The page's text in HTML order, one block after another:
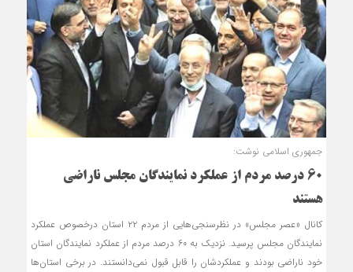
جمهوری اسلامی نوشت:
۶۰ درصد مردم از عملکرد نمایندگان مجلس ناراضی
هستند
کانال «عصر مجلس» در نظرسنجی‌هایی از مردم ۲۲ استان درخصوص عملکرد
نمایندگان مجلس پرسید. نزدیک به ۶۰ درصد مردم از عملکرد نمایندگان استان
خود ناراضی بودند و عملکردشان را قابل قبول نمی‌دانستند. در برخی استان‌ها